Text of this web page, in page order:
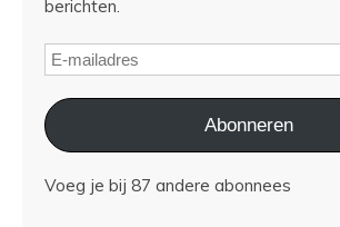
berichten.
Abonneren
Voeg je bij 87 andere abonnees